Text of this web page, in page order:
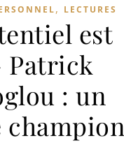
, LECTURES
est
: un
champion